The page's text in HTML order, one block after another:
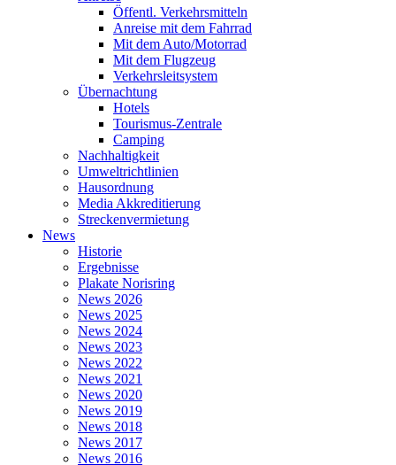
Öffentl. Verkehrsmitteln
Anreise mit dem Fahrrad
Mit dem Auto/Motorrad
Mit dem Flugzeug
Verkehrsleitsystem
Übernachtung
Hotels
Tourismus-Zentrale
Camping
Nachhaltigkeit
Umweltrichtlinien
Hausordnung
Media Akkreditierung
Streckenvermietung
News
Historie
Ergebnisse
Plakate Norisring
News 2026
News 2025
News 2024
News 2023
News 2022
News 2021
News 2020
News 2019
News 2018
News 2017
News 2016